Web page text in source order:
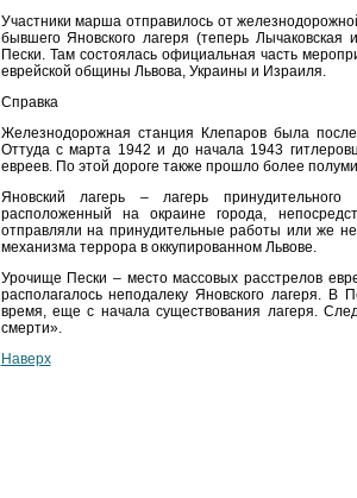
Участники марша отправилось от
бывшего Яновского лагеря (теперь
Пески. Там состоялась официальная часть
еврейской общины Львова, Украины и Израиля.
Справка
Железнодорожная станция Клепаров была
Оттуда с марта 1942 и до начала 1943
евреев. По этой дороге также прошло более
Яновский лагерь – лагерь принудительного
расположенный на окраине города,
отправляли на принудительные работы или же
механизма террора в оккупированном Львове.
Урочище Пески – место массовых расстрелов
располагалось неподалеку Яновского лагеря. В
время, еще с начала существования лагеря.
смерти».
Наверх